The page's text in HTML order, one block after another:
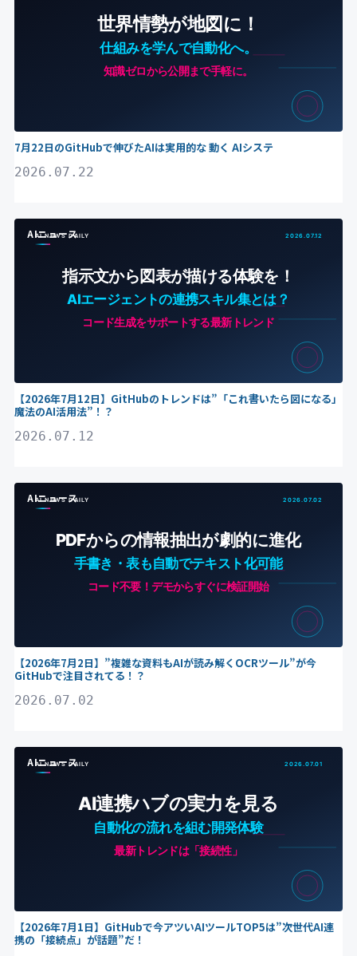
7月22日のGitHubで伸びたAIは実用的な 動く AIシステ
2026.07.22
AIニュース
【2026年7月12日】GitHubのトレンドは”「これ書いたら図になる」
魔法のAI活用法”！？
2026.07.12
AIニュース
【2026年7月2日】”複雑な資料もAIが読み解くOCRツール”が今
GitHubで注目されてる！？
2026.07.02
AIニュース
【2026年7月1日】GitHubで今アツいAIツールTOP5は”次世代AI連
携の「接続点」が話題”だ！